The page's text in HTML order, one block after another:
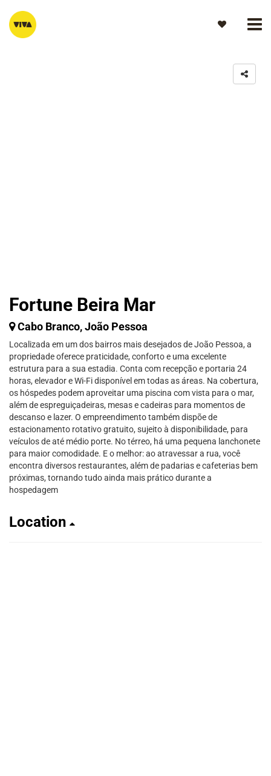
Fortune Beira Mar
Cabo Branco, João Pessoa
Localizada em um dos bairros mais desejados de João Pessoa, a
propriedade oferece praticidade, conforto e uma excelente
estrutura para a sua estadia. Conta com recepção e portaria 24
horas, elevador e Wi-Fi disponível em todas as áreas. Na cobertura,
os hóspedes podem aproveitar uma piscina com vista para o mar,
além de espreguiçadeiras, mesas e cadeiras para momentos de
descanso e lazer. O empreendimento também dispõe de
estacionamento rotativo gratuito, sujeito à disponibilidade, para
veículos de até médio porte. No térreo, há uma pequena lanchonete
para maior comodidade. E o melhor: ao atravessar a rua, você
encontra diversos restaurantes, além de padarias e cafeterias bem
próximas, tornando tudo ainda mais prático durante a
hospedagem
Location